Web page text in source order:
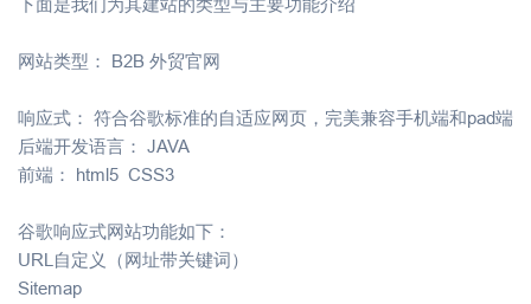
网站类型： B2B 外贸官网
响应式： 符合谷歌标准的自适应网页，完美兼容手机端和pad端
后端开发语言： JAVA
前端： html5 CSS3
谷歌响应式网站功能如下：
URL自定义（网址带关键词）
Sitemap